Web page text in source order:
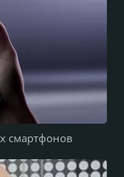
смартфонов